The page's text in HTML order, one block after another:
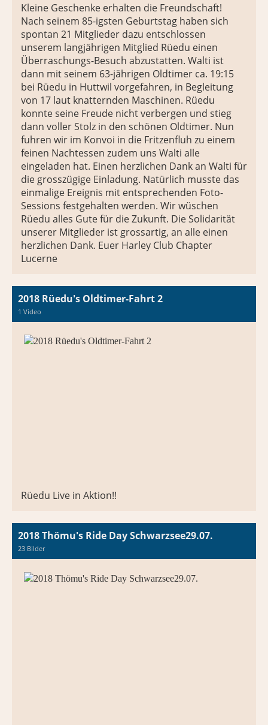
Kleine Geschenke erhalten die Freundschaft!
Nach seinem 85-igsten Geburtstag haben sich
spontan 21 Mitglieder dazu entschlossen
unserem langjährigen Mitglied Rüedu einen
Überraschungs-Besuch abzustatten. Walti ist
dann mit seinem 63-jährigen Oldtimer ca. 19:15
bei Rüedu in Huttwil vorgefahren, in Begleitung
von 17 laut knatternden Maschinen. Rüedu
konnte seine Freude nicht verbergen und stieg
dann voller Stolz in den schönen Oldtimer. Nun
fuhren wir im Konvoi in die Fritzenfluh zu einem
feinen Nachtessen zudem uns Walti alle
eingeladen hat. Einen herzlichen Dank an Walti für
die grosszügige Einladung. Natürlich musste das
einmalige Ereignis mit entsprechenden Foto-
Sessions festgehalten werden. Wir wüschen
Rüedu alles Gute für die Zukunft. Die Solidarität
unserer Mitglieder ist grossartig, an alle einen
herzlichen Dank. Euer Harley Club Chapter
Lucerne
2018 Rüedu's Oldtimer-Fahrt 2
1 Video
Rüedu Live in Aktion!!
2018 Thömu's Ride Day Schwarzsee29.07.
23 Bilder